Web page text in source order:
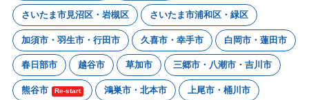
さいたま市見沼区・岩槻区 さいたま市浦和区・緑区
加須市・羽生市・行田市 久喜市・幸手市 白岡市・蓮田市
春日部市 越谷市 草加市 三郷市・八潮市・吉川市
熊谷市 Re-start 鴻巣市・北本市 上尾市・桶川市